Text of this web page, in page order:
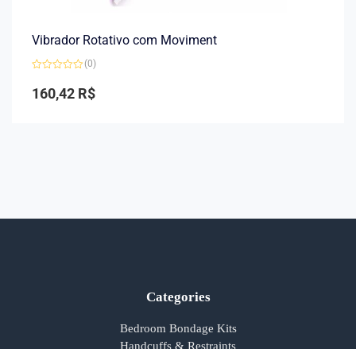
Vibrador Rotativo com Moviment
0
de
(0)
160,42 R$
Categories
Bedroom Bondage Kits
Handcuffs & Restraints